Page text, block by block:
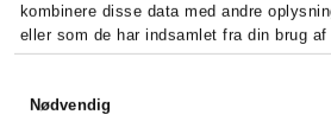
kombinere disse data med andre
eller som de har indsamlet fra din brug af
Nødvendig
Sådan stifter du et ApS
kapital og registrering